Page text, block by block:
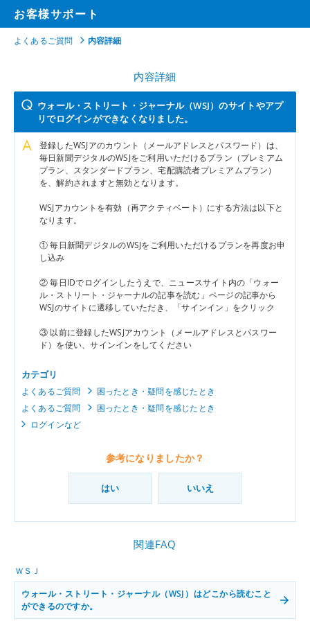
お客様サポート
よくあるご質問 内容詳細
内容詳細
ウォール・ストリート・ジャーナル（WSJ）のサイトやアプ
リでログインができなくなりました。
登録したWSJアのカウント（メールアドレスとパスワード）は、
毎日新聞デジタルのWSJをご利用いただけるプラン（プレミアム
プラン、スタンダードプラン、宅配購読者プレミアムプラン）
を、解約されますと無効となります。​
WSJアカウントを有効（再アクティベート）にする方法は以下と
なります。​
① 毎日新聞デジタルのWSJをご利用いただけるプランを再度お申
し込み​
② 毎日IDでログインしたうえで、ニュースサイト内の「ウォー
ル・ストリート・ジャーナルの記事を読む」ページの記事から
WSJのサイトに遷移していただき、「サインイン」をクリック​
③ 以前に登録したWSJアカウント（メールアドレスとパスワー
ド）を使い、サインインをしてください
カテゴリ
よくあるご質問
困ったとき・疑問を感じたとき
よくあるご質問
困ったとき・疑問を感じたとき
ログインなど
参考になりましたか？
はい いいえ
関連FAQ
ＷＳＪ
ウォール・ストリート・ジャーナル（WSJ）はどこから読むこと
ができるのですか。